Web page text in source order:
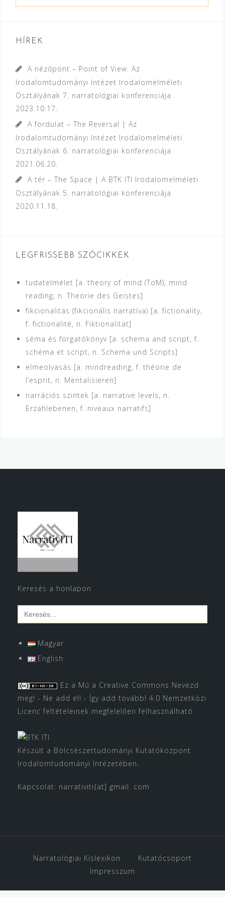
HÍREK
A nézőpont – Point of View. Az
Irodalomtudományi Intézet Irodalomelméleti
Osztályának 7. narratológiai konferenciája
2023.10.17.
A fordulat – The Reversal | Az
Irodalomtudományi Intézet Irodalomelméleti
Osztályának 6. narratológiai konferenciája
2021.06.20.
A tér – The Space | A BTK ITI Irodalomelméleti
Osztályának 5. narratológiai konferenciája
2020.11.18.
LEGFRISSEBB SZÓCIKKEK
tudatelmélet [a. theory of mind (ToM), mind
reading; n. Theorie des Geistes]
fikcionalitás (fikcionális narratíva) [a. fictionality,
f. fictionalité, n. Fiktionalität]
séma és forgatókönyv [a. schema and script, f.
schéma et script, n. Schema und Scripts]
elmeolvasás [a. mindreading, f. théorie de
l’esprit, n. Mentalisieren]
narrációs szintek [a. narrative levels, n.
Erzählebenen, f. niveaux narratifs]
Keresés a honlapon
Search
for:
Magyar
English
Ez a Mű a Creative Commons Nevezd
meg! - Ne add el! - Így add tovább! 4.0 Nemzetközi
Licenc feltételeinek megfelelően felhasználható.
Készült a Bölcsészettudományi Kutatóközpont
Irodalomtudományi Intézetében.
Kapcsolat: narrativiti{at] gmail. com
Narratológiai Kislexikon
Kutatócsoport
Impresszum